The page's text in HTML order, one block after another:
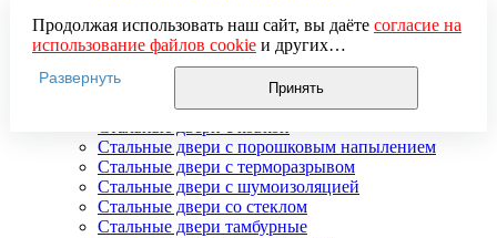
Стальные двери в подъезд
Стальные двери внутреннего открывания
Стальные двери массив
Стальные двери мдф
Стальные двери с зеркалом
Стальные двери с порошковым напылением
Стальные двери с терморазрывом
Стальные двери с шумоизоляцией
Стальные двери со стеклом
Стальные двери тамбурные
Продолжая использовать наш сайт, вы даёте согласие на
использование файлов cookieи других
пользовательских данных (включая IP-адрес, сведения о
местоположении, устройстве, действиях на сайте и т. п.)
для функционирования сайта, проведения
использования систем аналитики (например,
Яндекс.Метрика), в соответствии с нашей
обработки персональных данных.
Если вы не хотите, чтобы ваши данные обрабатывались,
настройте ограничения в браузере или покиньте сайт.
Развернуть
Принять